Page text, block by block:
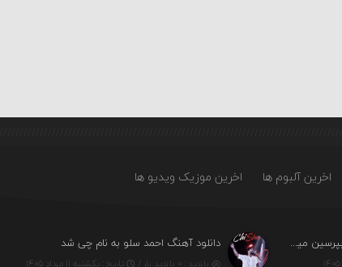
اخرین آلبوم ها اخرین موزیک ویدیو ها
دانلود آهنگ یوسف زمانی به نام از شب بپرسین میگه چه روزگاری دارم دانلود آهنگ احمد سلو به نام چی شد
بازدید : ۰ بازدید بار / تاریخ : یکشنبه ۱۱ مرداد ۱۴۰۵